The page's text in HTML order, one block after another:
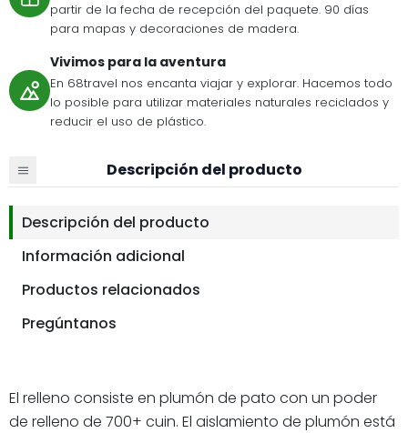
partir de la fecha de recepción del paquete. 90 días
para mapas y decoraciones de madera.
Vivimos para la aventura
En 68travel nos encanta viajar y explorar. Hacemos todo
lo posible para utilizar materiales naturales reciclados y
reducir el uso de plástico.
Descripción del producto
Descripción del producto
Información adicional
Productos relacionados
Pregúntanos
El relleno consiste en plumón de pato con un poder
de relleno de 700+ cuin. El aislamiento de plumón está